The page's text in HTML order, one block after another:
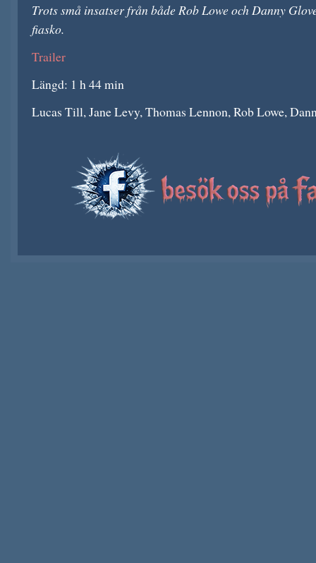
Trots små insatser från både Rob Lowe och Danny
fiasko.
Trailer
Längd: 1 h 44 min
Lucas Till, Jane Levy, Thomas Lennon, Rob Lowe,